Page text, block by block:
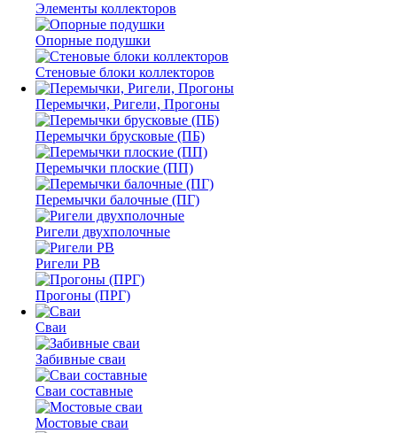
Элементы коллекторов
Опорные подушки
Стеновые блоки коллекторов
Перемычки, Ригели, Прогоны
Перемычки брусковые (ПБ)
Перемычки плоские (ПП)
Перемычки балочные (ПГ)
Ригели двухполочные
Ригели РВ
Прогоны (ПРГ)
Сваи
Забивные сваи
Сваи составные
Мостовые сваи